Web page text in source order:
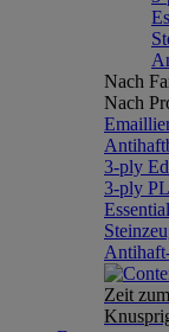
Nach
Nach
3-ply
3-ply
Zeit